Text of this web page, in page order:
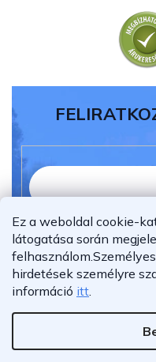
Ez a weboldal cookie-
látogatása során
felhasználom.
hirdetések személyre
információ itt.
Elolvastam
Feliratkozás